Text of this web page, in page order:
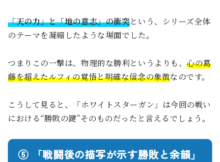
「天の力」と「地の意志」の衝突という、シリーズ全体
のテーマを凝縮したような場面でした。
つまりこの一撃は、物理的な勝利というよりも、心の葛
藤を超えたルフィの覚悟と明確な信念の象徴なのです。
こうして見ると、「ホワイトスターガン」は今回の戦い
における“勝敗の鍵”そのものだったと言えるでしょう。
⑤ 「戦闘後の描写が示す勝敗と余韻」